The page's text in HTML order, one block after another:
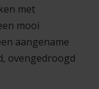
met
mooi
aangename
ovengedroogd